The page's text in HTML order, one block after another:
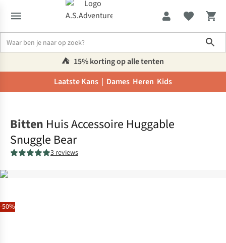
⛺️ 15% korting op alle tenten
Laatste Kans | Dames Heren Kids
-50%
Bitten Huis Accessoire Huggable
Snuggle Bear
3 reviews